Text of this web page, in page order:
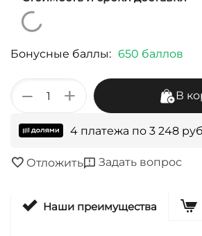
Бонусные баллы: 650 баллов
+
− В
4 платежа по 3 248
Отложить Задать вопрос
Наши преимущества